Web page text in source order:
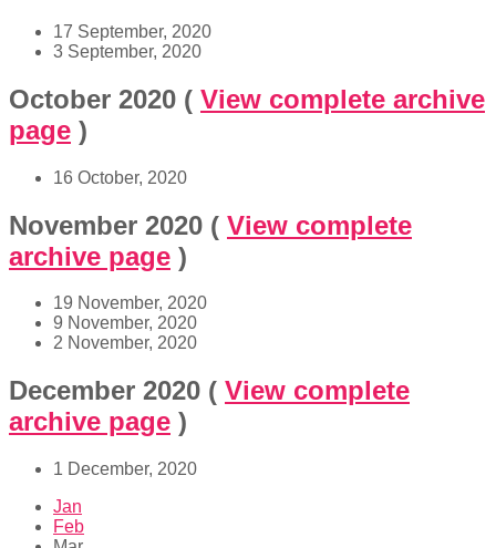
17 September, 2020
3 September, 2020
October 2020 ( View complete archive
page )
16 October, 2020
November 2020 ( View complete
archive page )
19 November, 2020
9 November, 2020
2 November, 2020
December 2020 ( View complete
archive page )
1 December, 2020
Jan
Feb